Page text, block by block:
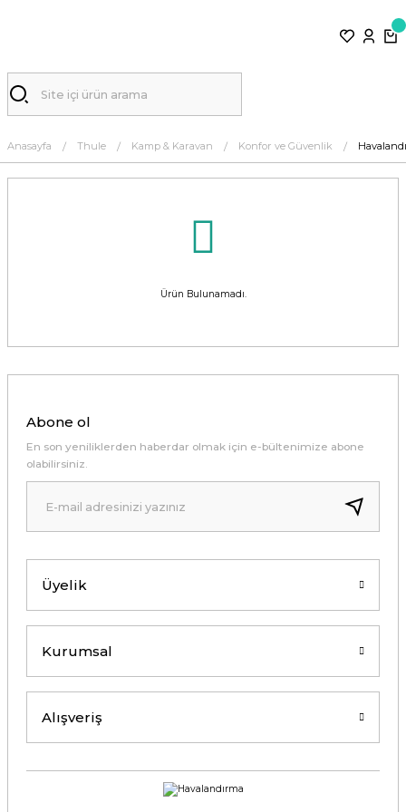
Anasayfa Thule Kamp & Karavan Konfor ve Güvenlik
Ürün Bulunamadı.
Üyelik
Kurumsal
Alışveriş
Abone ol
En son yeniliklerden haberdar olmak için e-bültenimize abone
olabilirsiniz.